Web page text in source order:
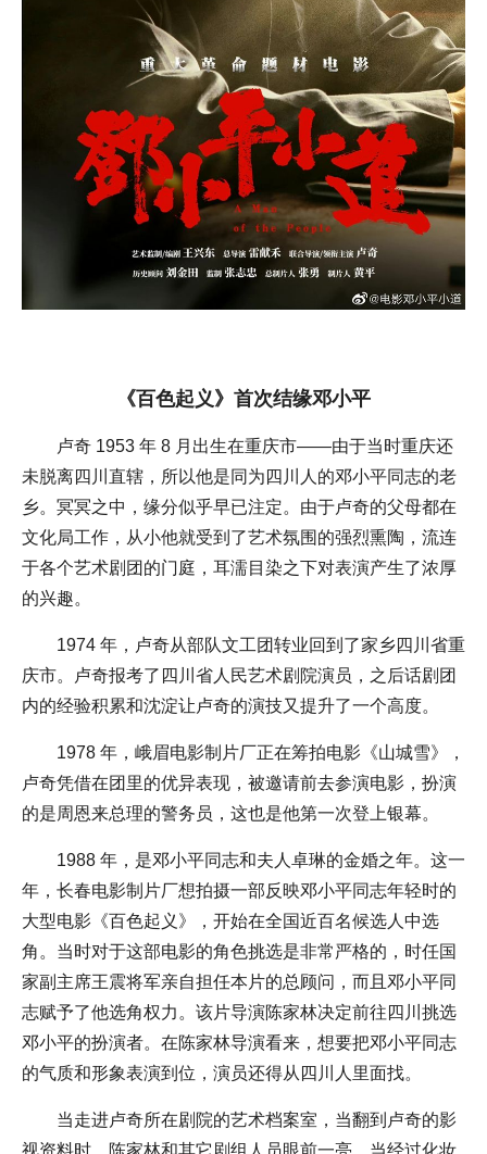
《百色起义》首次结缘邓小平
卢奇 1953 年 8 月出生在重庆市——由于当时重庆还
未脱离四川直辖，所以他是同为四川人的邓小平同志的老
乡。冥冥之中，缘分似乎早已注定。由于卢奇的父母都在
文化局工作，从小他就受到了艺术氛围的强烈熏陶，流连
于各个艺术剧团的门庭，耳濡目染之下对表演产生了浓厚
的兴趣。
1974 年，卢奇从部队文工团转业回到了家乡四川省重
庆市。卢奇报考了四川省人民艺术剧院演员，之后话剧团
内的经验积累和沈淀让卢奇的演技又提升了一个高度。
1978 年，峨眉电影制片厂正在筹拍电影《山城雪》，
卢奇凭借在团里的优异表现，被邀请前去参演电影，扮演
的是周恩来总理的警务员，这也是他第一次登上银幕。
1988 年，是邓小平同志和夫人卓琳的金婚之年。这一
年，长春电影制片厂想拍摄一部反映邓小平同志年轻时的
大型电影《百色起义》，开始在全国近百名候选人中选
角。当时对于这部电影的角色挑选是非常严格的，时任国
家副主席王震将军亲自担任本片的总顾问，而且邓小平同
志赋予了他选角权力。该片导演陈家林决定前往四川挑选
邓小平的扮演者。在陈家林导演看来，想要把邓小平同志
的气质和形象表演到位，演员还得从四川人里面找。
当走进卢奇所在剧院的艺术档案室，当翻到卢奇的影
视资料时，陈家林和其它剧组人员眼前一亮。当经过化妆